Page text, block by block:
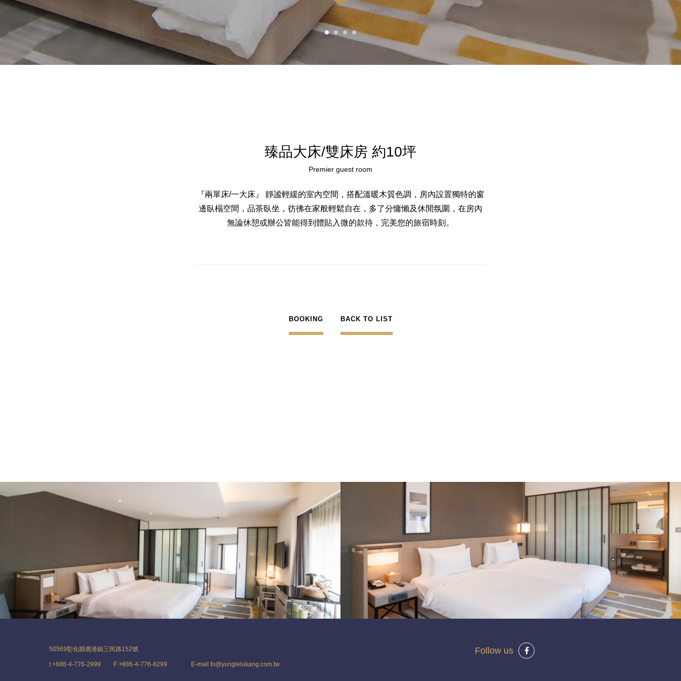
臻品大床/雙床房 約10坪
Premier guest room
『兩單床/一大床』 靜謐輕緩的室內空間，搭配溫暖木質色調，房內設置獨特的窗
邊臥榻空間，品茶臥坐，彷彿在家般輕鬆自在，多了分慵懶及休閒氛圍，在房內
無論休憩或辦公皆能得到體貼入微的款待，完美您的旅宿時刻。
BOOKING BACK TO LIST
50569彰化縣鹿港鎮三民路152號
t +886-4-776-2999 F +886-4-776-8299 E-mail fo@yonglelukang.com.tw
Follow us